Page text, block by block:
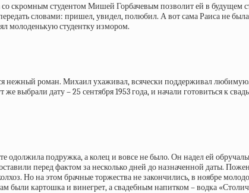
со скромным студентом Мишей Горбачевым позволит ей в
словами: пришел, увидел, полюбил. А вот сама Раиса не
молоденькую студентку измором.
нежный роман. Михаил ухаживал, всячески поддерживал
выбрали дату – 25 сентября 1953 года, и начали готовиться к
подружка, а колец и вовсе не было. Он надел ей
перед фактом за несколько дней до назначенной даты.
Но на этом брачные торжества не закончились, в ноябре
были картошка и винегрет, а свадебным напитком – водка